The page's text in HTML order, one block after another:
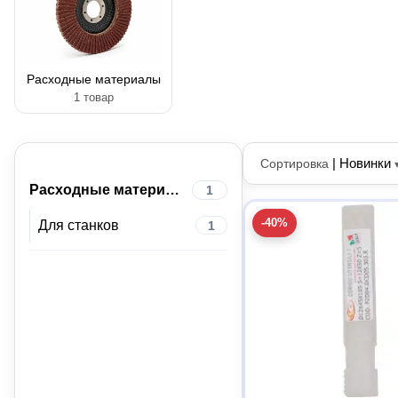
Расходные материалы
1 товар
Расходные материалы 1
Для станков 1
Сортировка | Новинки
-40%